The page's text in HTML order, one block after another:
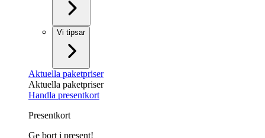
Vi tipsar
Aktuella paketpriser
Aktuella paketpriser
Handla presentkort
Presentkort
Ge bort i present!